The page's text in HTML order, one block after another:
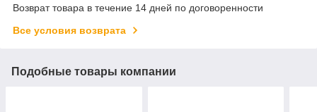
Возврат товара в течение 14 дней по договоренности
Все условия возврата
Подобные товары компании